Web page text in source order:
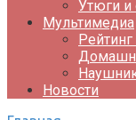
Утюги и
Мультимедиа
Новости